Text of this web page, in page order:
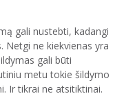
gali nustebti, kadangi
Netgi ne kiekvienas yra
gali būti
metu tokie šildymo
Ir tikrai ne atsitiktinai.